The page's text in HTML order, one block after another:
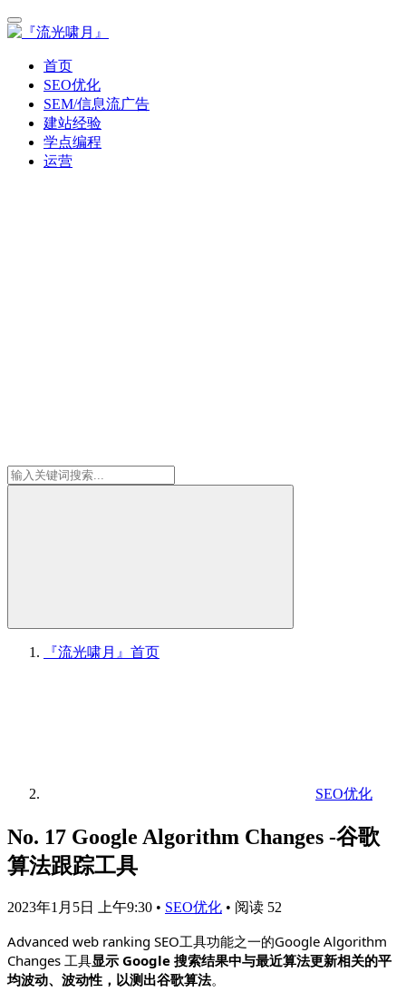
首页
SEO优化
SEM/信息流广告
建站经验
学点编程
运营
『流光啸月』 首页
SEO优化
No. 17 Google Algorithm Changes -谷歌
算法跟踪工具
2023年1月5日 上午9:30 • SEO优化 • 阅读 52
Advanced web ranking SEO工具功能之一的Google Algorithm
Changes 工具显示 Google 搜索结果中与最近算法更新相关的平
均波动、波动性，以测出谷歌算法。